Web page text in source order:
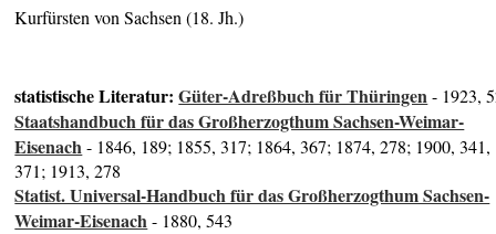
Kurfürsten von Sachsen (18. Jh.)
statistische Literatur:Güter-Adreßbuch für Thüringen- 1923,
Staatshandbuch für das Großherzogthum Sachsen-Weimar-
Eisenach- 1846, 189; 1855, 317; 1864, 367; 1874, 278; 1900, 341,
371; 1913, 278
Statist. Universal-Handbuch für das Großherzogthum Sachsen-
Weimar-Eisenach- 1880, 543